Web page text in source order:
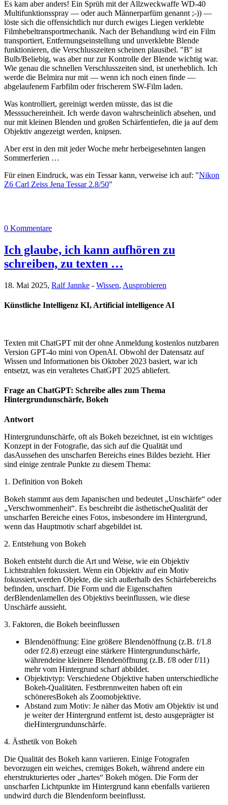
Es kam aber anders! Ein Sprüh mit der Allzweckwaffe WD-40
Multifunktionsspray — oder auch Männerparfüm genannt ;-)) —
löste sich die offensichtlich nur durch ewiges Liegen verklebte
Filmhebeltransportmechanik. Nach der Behandlung wird ein Film
transportiert, Entfernungseinstellung und unverklebte Blende
funktionieren, die Verschlusszeiten scheinen plausibel. "B" ist
Bulb/Beliebig, was aber nur zur Kontrolle der Blende wichtig war.
Wie genau die schnellen Verschlusszeiten sind, ist unerheblich. Ich
werde die Belmira nur mit — wenn ich noch einen finde —
abgelaufenem Farbfilm oder frischerem SW-Film laden.
Was kontrolliert, gereinigt werden müsste, das ist die
Messsuchereinheit. Ich werde davon wahrscheinlich absehen, und
nur mit kleinen Blenden und großen Schärfentiefen, die ja auf dem
Objektiv angezeigt werden, knipsen.
Aber erst in den mit jeder Woche mehr herbeigesehnten langen
Sommerferien …
Für einen Eindruck, was ein Tessar kann, verweise ich auf: "Nikon
Z6 Carl Zeiss Jena Tessar 2.8/50"
0 Kommentare
Ich glaube, ich kann aufhören zu
schreiben, zu texten …
18. Mai 2025, Ralf Jannke - Wissen, Ausprobieren
Künstliche Intelligenz KI, Artificial intelligence AI
Texten mit ChatGPT mit der ohne Anmeldung kostenlos nutzbaren
Version GPT-4o mini von OpenAI. Obwohl der Datensatz auf
Wissen und Informationen bis Oktober 2023 basiert, war ich
entsetzt, was ein veraltetes ChatGPT 2025 abliefert.
Frage an ChatGPT: Schreibe alles zum Thema
Hintergrundunschärfe, Bokeh
Antwort
Hintergrundunschärfe, oft als Bokeh bezeichnet, ist ein wichtiges
Konzept in der Fotografie, das sich auf die Qualität und
dasAussehen des unscharfen Bereichs eines Bildes bezieht. Hier
sind einige zentrale Punkte zu diesem Thema:
1. Definition von Bokeh
Bokeh stammt aus dem Japanischen und bedeutet „Unschärfe“ oder
„Verschwommenheit“. Es beschreibt die ästhetischeQualität der
unscharfen Bereiche eines Fotos, insbesondere im Hintergrund,
wenn das Hauptmotiv scharf abgebildet ist.
2. Entstehung von Bokeh
Bokeh entsteht durch die Art und Weise, wie ein Objektiv
Lichtstrahlen fokussiert. Wenn ein Objektiv auf ein Motiv
fokussiert,werden Objekte, die sich außerhalb des Schärfebereichs
befinden, unscharf. Die Form und die Eigenschaften
derBlendenlamellen des Objektivs beeinflussen, wie diese
Unschärfe aussieht.
3. Faktoren, die Bokeh beeinflussen
Blendenöffnung: Eine größere Blendenöffnung (z.B. f/1.8
oder f/2.8) erzeugt eine stärkere Hintergrundunschärfe,
währendeine kleinere Blendenöffnung (z.B. f/8 oder f/11)
mehr vom Hintergrund scharf abbildet.
Objektivtyp: Verschiedene Objektive haben unterschiedliche
Bokeh-Qualitäten. Festbrennweiten haben oft ein
schöneresBokeh als Zoomobjektive.
Abstand zum Motiv: Je näher das Motiv am Objektiv ist und
je weiter der Hintergrund entfernt ist, desto ausgeprägter ist
dieHintergrundunschärfe.
4. Ästhetik von Bokeh
Die Qualität des Bokeh kann variieren. Einige Fotografen
bevorzugen ein weiches, cremiges Bokeh, während andere ein
eherstrukturiertes oder „hartes“ Bokeh mögen. Die Form der
unscharfen Lichtpunkte im Hintergrund kann ebenfalls variieren
undwird durch die Blendenform beeinflusst.